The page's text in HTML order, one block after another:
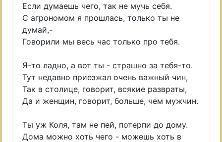
Если думаешь чего, так не мучь себя.
С агрономом я прошлась, только ты не
думай,-
Говорили мы весь час только про тебя.
Я-то ладно, а вот ты - страшно за тебя-то.
Тут недавно приезжал очень важный чин,
Так в столице, говорит, всякие развраты,
Да и женщин, говорит, больше, чем мужчин.
Ты уж Коля, там не пей, потерпи до дому.
Дома можно хоть чего - можешь хоть в